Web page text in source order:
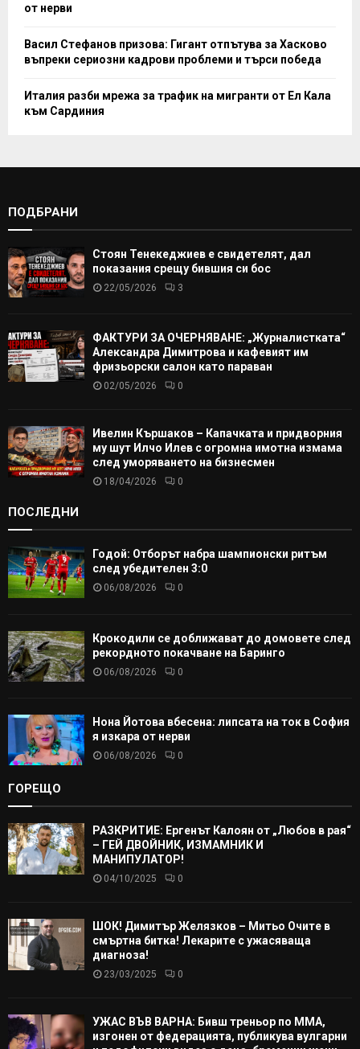
от нерви
Васил Стефанов призова: Гигант отпътува за Хасково
въпреки сериозни кадрови проблеми и търси победа
Италия разби мрежа за трафик на мигранти от Ел Кала
към Сардиния
ПОДБРАНИ
Стоян Тенекеджиев е свидетелят, дал
показания срещу бившия си бос
22/05/2026 3
ФАКТУРИ ЗА ОЧЕРНЯВАНЕ: „Журналистката“
Александра Димитрова и кафевият им
фризьорски салон като параван
02/05/2026 0
Ивелин Кършаков – Капачката и придворния
му шут Илчо Илев с огромна имотна измама
след уморяването на бизнесмен
18/04/2026 0
ПОСЛЕДНИ
Годой: Отборът набра шампионски ритъм
след убедителен 3:0
06/08/2026 0
Крокодили се доближават до домовете след
рекордното покачване на Баринго
06/08/2026 0
Нона Йотова вбесена: липсата на ток в София
я изкара от нерви
06/08/2026 0
ГОРЕЩО
РАЗКРИТИЕ: Ергенът Калоян от „Любов в рая“
– ГЕЙ ДВОЙНИК, ИЗМАМНИК И
МАНИПУЛАТОР!
04/10/2025 0
ШОК! Димитър Желязков – Митьо Очите в
смъртна битка! Лекарите с ужасяваща
диагноза!
23/03/2025 0
УЖАС ВЪВ ВАРНА: Бивш треньор по ММА,
изгонен от федерацията, публикува вулгарни